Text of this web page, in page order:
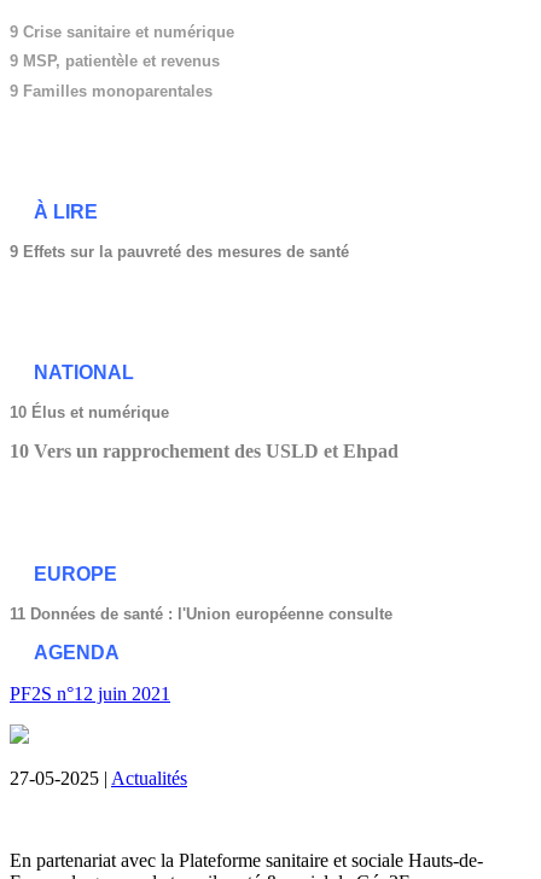
9 Crise sanitaire et numérique
9 MSP, patientèle et revenus
9 Familles monoparentales
À LIRE
9 Effets sur la pauvreté des mesures de santé
NATIONAL
10 Élus et numérique
10 Vers un rapprochement des USLD et Ehpad
EUROPE
11 Données de santé : l'Union européenne consulte
AGENDA
PF2S n°12 juin 2021
27-05-2025 | Actualités
En partenariat avec la Plateforme sanitaire et sociale Hauts-de-